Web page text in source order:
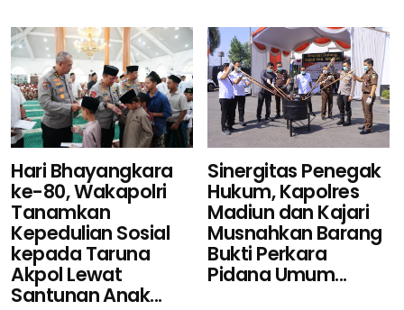
Hari Bhayangkara
ke-80, Wakapolri
Tanamkan
Kepedulian Sosial
kepada Taruna
Akpol Lewat
Santunan Anak...
Sinergitas Penegak
Hukum, Kapolres
Madiun dan Kajari
Musnahkan Barang
Bukti Perkara
Pidana Umum...